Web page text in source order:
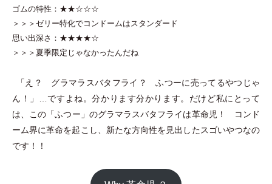
ゴムの特性：★★☆☆☆
＞＞＞ゼリー特化でコンドームはスタンダード
思い出深さ：★★★★☆
＞＞＞夏季限定じゃなかったんだね
「え？ グラマラスバタフライ？ ふつーに売ってるやつじゃ
ん！
」
…ですよね。分かります分かります。だけど私にとって
は、この 「ふつー 」 のグラマラスバタフライは革命児！ コンド
ーム界に革命を起こし、新たな方向性を見出したスゴいやつなの
です！！